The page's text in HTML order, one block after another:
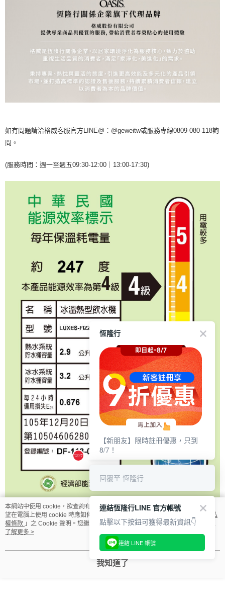
如有問題請洽格威客服官方LINE@：@geweitw或服務專線0809-080-118詢
問。
(服務時間：週一至週五09:30-12:00｜13:00-17:30)
本網站中使用 cookie，欲查詢有關本網站使用 cookie 方式之詳情，及若您不希
望在電腦上使用 cookie 時應如何變更電腦的 cookie 設定，請參閱本網站「
隱私
權條款 」之 Cookie 聲明。您繼續使用本網站即表示您同意本公司得按本網站使
用條款之 Cookie 聲明使用 cookie。
了解更多 >
我知道了
恆隆行
【新朋友】限時註冊優惠，只到
8/7！
回覆至 恆隆行
連結恆隆行LINE 官方帳號
點擊以下按鈕可獲得最新資訊👇
連結 LINE 帳號